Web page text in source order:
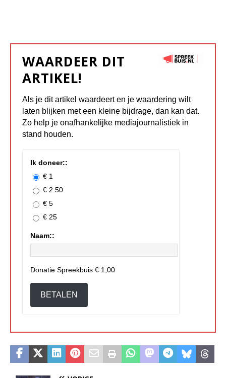
WAARDEER DIT
ARTIKEL!
Als je dit artikel waardeert en je waardering wilt
laten blijken met een kleine bijdrage, dan kan dat.
Zo help je onafhankelijke mediajournalistiek in
stand houden.
Ik doneer::
€ 1
€ 2.50
€ 5
€ 25
Naam::
Donatie Spreekbuis € 1,00
BETALEN